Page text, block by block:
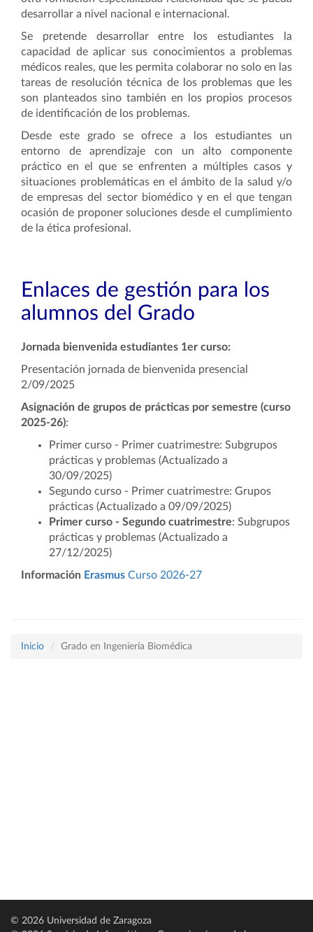
desarrollar a nivel nacional e internacional.
Se pretende desarrollar entre los estudiantes la
capacidad de aplicar sus conocimientos a problemas
médicos reales, que les permita colaborar no solo en las
tareas de resolución técnica de los problemas que les
son planteados sino también en los propios procesos
de identificación de los problemas.
Desde este grado se ofrece a los estudiantes un
entorno de aprendizaje con un alto componente
práctico en el que se enfrenten a múltiples casos y
situaciones problemáticas en el ámbito de la salud y/o
de empresas del sector biomédico y en el que tengan
ocasión de proponer soluciones desde el cumplimiento
de la ética profesional.
Enlaces de gestión para los
alumnos del Grado
Jornada bienvenida estudiantes 1er curso:
Presentación jornada de bienvenida presencial
2/09/2025
Asignación de grupos de prácticas por semestre (curso
2025-26):
Primer curso - Primer cuatrimestre: Subgrupos
prácticas y problemas (Actualizado a
30/09/2025)
Segundo curso - Primer cuatrimestre: Grupos
prácticas (Actualizado a 09/09/2025)
Primer curso - Segundo cuatrimestre: Subgrupos
prácticas y problemas (Actualizado a
27/12/2025)
Información Erasmus Curso 2026-27
Inicio Grado en Ingeniería Biomédica
© 2026 Universidad de Zaragoza